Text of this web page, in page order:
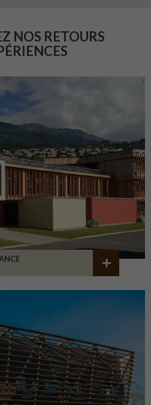
NOS RETOURS